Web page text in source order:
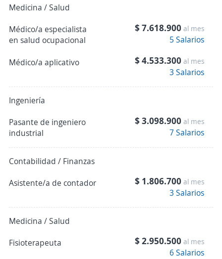
Medicina / Salud
Médico/a especialista
en salud ocupacional
$ 7.618.900 al mes
5 Salarios
Médico/a aplicativo $ 4.533.300 al mes
3 Salarios
Ingeniería
Pasante de ingeniero
industrial
$ 3.098.900 al mes
7 Salarios
Contabilidad / Finanzas
Asistente/a de contador
$ 1.806.700 al mes
3 Salarios
Medicina / Salud
Fisioterapeuta
$ 2.950.500 al mes
6 Salarios